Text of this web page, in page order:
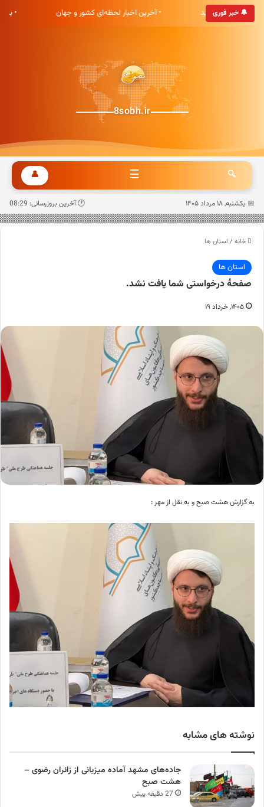
🔔 خبر فوری
هشت صبح خوش آمدید • آخرین اخبار لحظه‌ای کشور و جهان •
8sobh.ir
🔍
☰
👤
📅 یکشنبه, ۱۸ مرداد ۱۴۰۵ 🕐 آخرین بروزرسانی: 08:29
خانه / استان ها
استان ها
صفحهٔ درخواستی شما یافت نشد.
۱۴۰۵, خرداد ۱۹
به گزارش هشت صبح و به نقل از مهر :
نوشته های مشابه
جاده‌های مشهد آماده میزبانی از زائران رضوی –
هشت صبح
27 دقیقه پیش